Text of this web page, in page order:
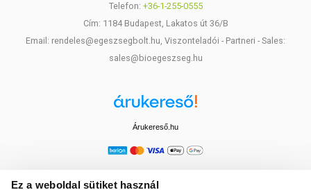
Ez a weboldal sütiket használ
Telefon: +36-1-255-0555
Cím: 1184 Budapest, Lakatos út 36/B
Email: rendeles@egeszsegbolt.hu, Viszonteladói - Partneri - Sales:
sales@bioegeszseg.hu
Árukereső.hu